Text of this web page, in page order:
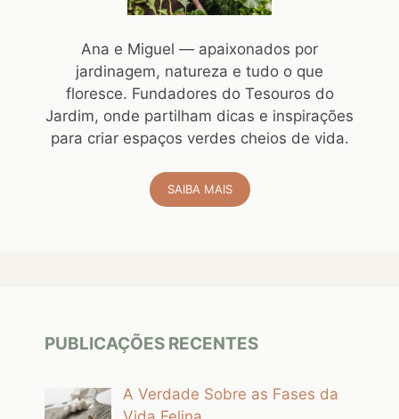
Ana e Miguel — apaixonados por
jardinagem, natureza e tudo o que
floresce. Fundadores do Tesouros do
Jardim, onde partilham dicas e inspirações
para criar espaços verdes cheios de vida.
SAIBA MAIS
PUBLICAÇÕES RECENTES
A Verdade Sobre as Fases da